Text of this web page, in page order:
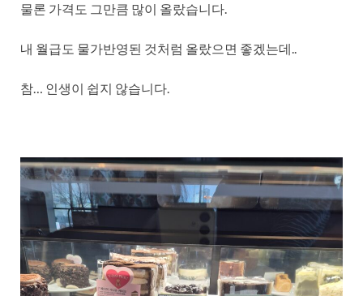
물론 가격도 그만큼 많이 올랐습니다.
내 월급도 물가반영된 것처럼 올랐으면 좋겠는데..
참… 인생이 쉽지 않습니다.